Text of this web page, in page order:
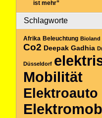
ist mehr”
Schlagworte
Afrika Beleuchtung Bioland
Co2 Deepak Gadhia
Düsseldorf
Mobilität
Elektroauto